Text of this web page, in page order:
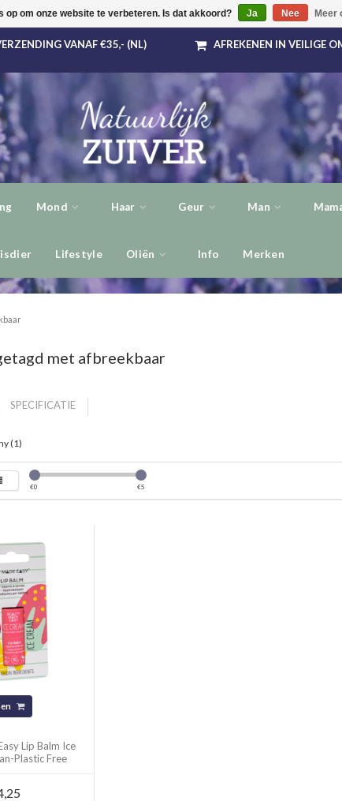
VANAF €35,- (NL) AFREKENEN IN VEILIGE
Mond Haar Geur Man
Lifestyle Oliën Info Merken
met afbreekbaar
SPECIFICATIE
(1)
€0 €5
Lip Balm Ice
Plastic Free
op om onze website te verbeteren. Is dat akkoord? Ja Nee Meer